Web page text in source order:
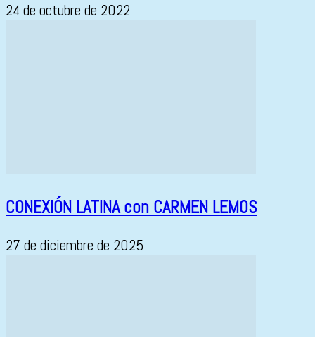
24 de octubre de 2022
CONEXIÓN LATINA con CARMEN LEMOS
27 de diciembre de 2025